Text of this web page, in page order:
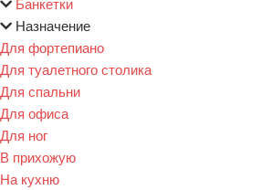
Назначение
Для фортепиано
Для туалетного столика
Для спальни
Для офиса
Для ног
В прихожую
На кухню